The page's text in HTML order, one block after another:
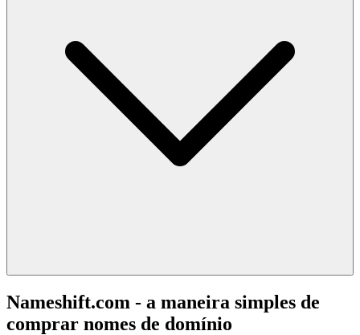
Nameshift.com - a maneira simples de
comprar nomes de domínio